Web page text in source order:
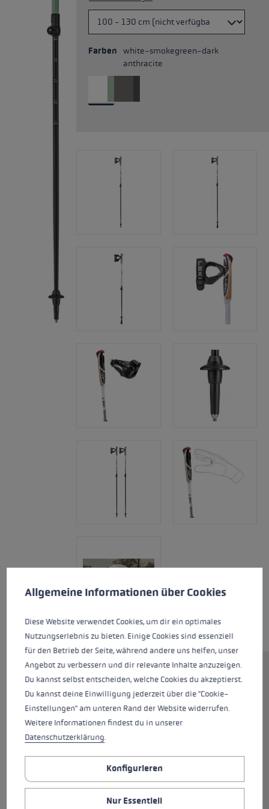
Farben
white-smokegreen-dark
anthracite
Dieser zweiteilige Nordic Walking
Stock aus gehärtetem HTS 5.5
Aluminium unterstützt dich
optimal. Der Zwei-
Komponenten-CorTec Griff sorgt
2.0 und einer atmungsaktiven
Mesh Strap für nahtlose
Verbindung zum Stock.
Blitzschnell lässt sich die
Cookie-Voreinstellungen
Allgemeine Informationen über Cookies
Diese Website verwendet Cookies, um dir ein optimales
Nutzungserlebnis zu bieten. Einige Cookies sind essenziell
für den Betrieb der Seite, während andere uns helfen, unser
Angebot zu verbessern und dir relevante Inhalte anzuzeigen.
Du kannst selbst entscheiden, welche Cookies du akzeptierst.
Du kannst deine Einwilligung jederzeit über die "Cookie-
Einstellungen" am unteren Rand der Website widerrufen.
Weitere Informationen findest du in unserer
Datenschutzerklärung.
Konfigurieren
Nur Essentiell